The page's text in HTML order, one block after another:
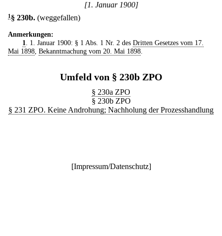
[1. Januar 1900]
1 § 230b. (weggefallen)
Anmerkungen:
1
. 1. Januar 1900: § 1 Abs. 1 Nr. 2 des Dritten Gesetzes vom 17.
Mai 1898 Bekanntmachung vom 20. Mai 1898
Umfeld von § 230b ZPO
§ 230a ZPO
§ 230b ZPO
§ 231 ZPO. Keine Androhung; Nachholung der Prozesshandlung
[Impressum/Datenschutz]